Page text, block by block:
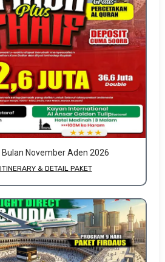
November Aden 2026
& DETAIL PAKET